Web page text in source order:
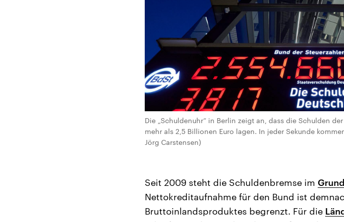
Die „Schuldenuhr“ in Berlin zeigt an, dass die Schulden
mehr als 2,5 Billionen Euro lagen. In jeder Sekunde
Jörg Carstensen)
Seit 2009 steht die Schuldenbremse im
Nettokreditaufnahme für den Bund ist
Bruttoinlandsproduktes begrenzt. Für die